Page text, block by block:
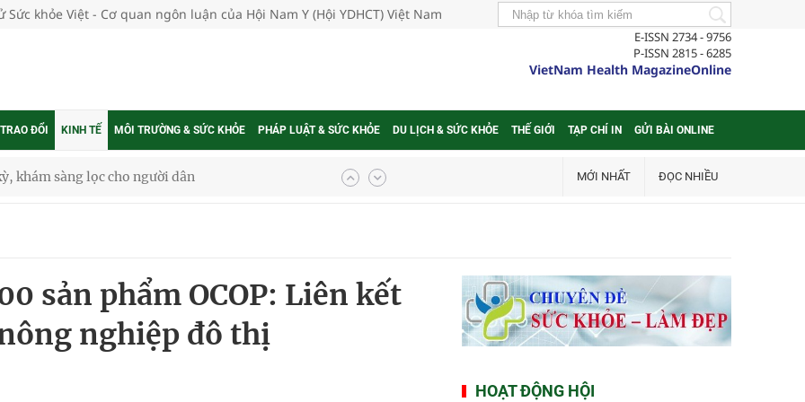
Sức khỏe Việt - Cơ quan ngôn luận của Hội Nam Y (Hội YDHCT) Việt Nam
E-ISSN 2734 - 9756
P-ISSN 2815 - 6285
VietNam Health MagazineOnline
ĐỔI KINH TẾ MÔI TRƯỜNG & SỨC KHỎE PHÁP LUẬT & SỨC KHỎE DU LỊCH & SỨC KHỎE THẾ GIỚI TẠP CHÍ IN GỬI BÀI ONLINE
khám sàng lọc cho người dân
thực tế
MỚI NHẤT ĐỌC NHIỀU
sản phẩm OCOP: Liên kết
nghiệp đô thị
HOẠT ĐỘNG HỘI